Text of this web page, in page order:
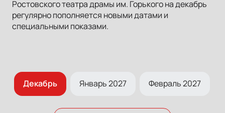
Ростовского театра драмы им. Горького на декабрь
регулярно пополняется новыми датами и
специальными показами.
Декабрь Январь 2027 Февраль 2027